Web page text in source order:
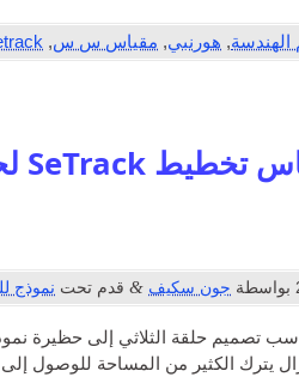
الهندسة, هورنبي, مقياس س س,
بواسطة جون سكيف &قدم تحت نموذج
يترك الكثير من المساحة للوصول